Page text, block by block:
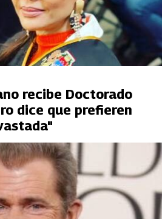
recibe Doctorado
dice que prefieren